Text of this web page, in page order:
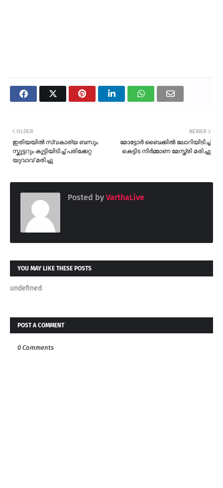
NEWER
മോട്ടോർ ബൈക്കിൽ ലോറിയിടിച്ച്
കെട്ടിട നിർമ്മാണ മേസ്ത്രി മരിച്ചു
OLDER
ഇരിയയിൽ സ്വകാര്യ ബസും
സ്കൂട്ടറും കൂട്ടിയിടിച്ച് പരിക്കേറ്റ
യുവാവ് മരിച്ചു
Posted by VarthaLive
YOU MAY LIKE THESE POSTS
undefined
POST A COMMENT
0 Comments